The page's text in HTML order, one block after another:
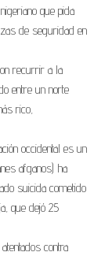
que pida
de seguridad en
recurrir a la
entre un norte
rico,
occidental es un
afganos) ha
suicida cometido
que dejó 25
contra